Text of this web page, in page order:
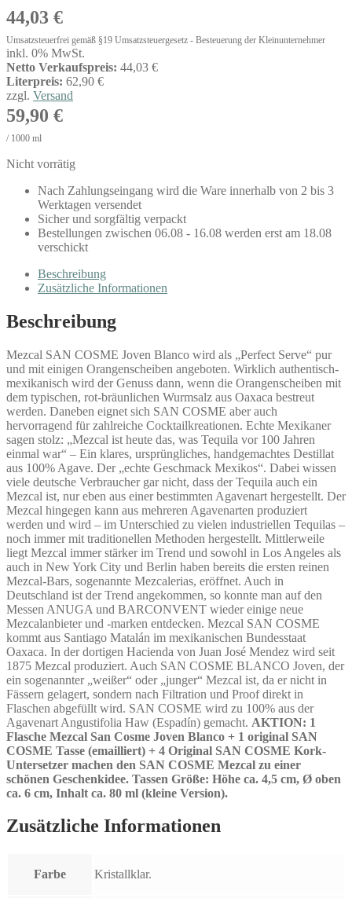
44,03 €
Umsatzsteuerfrei gemäß §19 Umsatzsteuergesetz - Besteuerung der Kleinunternehmer
inkl. 0% MwSt.
Netto Verkaufspreis: 44,03 €
Literpreis: 62,90 €
zzgl. Versand
59,90 €
/ 1000 ml
Nicht vorrätig
Nach Zahlungseingang wird die Ware innerhalb von 2 bis 3
Werktagen versendet
Sicher und sorgfältig verpackt
Bestellungen zwischen 06.08 - 16.08 werden erst am 18.08
verschickt
Beschreibung
Zusätzliche Informationen
Beschreibung
Mezcal SAN COSME Joven Blanco wird als „Perfect Serve“ pur
und mit einigen Orangenscheiben angeboten. Wirklich authentisch-
mexikanisch wird der Genuss dann, wenn die Orangenscheiben mit
dem typischen, rot-bräunlichen Wurmsalz aus Oaxaca bestreut
werden. Daneben eignet sich SAN COSME aber auch
hervorragend für zahlreiche Cocktailkreationen. Echte Mexikaner
sagen stolz: „Mezcal ist heute das, was Tequila vor 100 Jahren
einmal war“ – Ein klares, ursprüngliches, handgemachtes Destillat
aus 100% Agave. Der „echte Geschmack Mexikos“. Dabei wissen
viele deutsche Verbraucher gar nicht, dass der Tequila auch ein
Mezcal ist, nur eben aus einer bestimmten Agavenart hergestellt. Der
Mezcal hingegen kann aus mehreren Agavenarten produziert
werden und wird – im Unterschied zu vielen industriellen Tequilas –
noch immer mit traditionellen Methoden hergestellt. Mittlerweile
liegt Mezcal immer stärker im Trend und sowohl in Los Angeles als
auch in New York City und Berlin haben bereits die ersten reinen
Mezcal-Bars, sogenannte Mezcalerias, eröffnet. Auch in
Deutschland ist der Trend angekommen, so konnte man auf den
Messen ANUGA und BARCONVENT wieder einige neue
Mezcalanbieter und -marken entdecken. Mezcal SAN COSME
kommt aus Santiago Matalán im mexikanischen Bundesstaat
Oaxaca. In der dortigen Hacienda von Juan José Mendez wird seit
1875 Mezcal produziert. Auch SAN COSME BLANCO Joven, der
ein sogenannter „weißer“ oder „junger“ Mezcal ist, da er nicht in
Fässern gelagert, sondern nach Filtration und Proof direkt in
Flaschen abgefüllt wird. SAN COSME wird zu 100% aus der
Agavenart Angustifolia Haw (Espadín) gemacht. AKTION: 1
Flasche Mezcal San Cosme Joven Blanco + 1 original SAN
COSME Tasse (emailliert) + 4 Original SAN COSME Kork-
Untersetzer machen den SAN COSME Mezcal zu einer
schönen Geschenkidee. Tassen Größe: Höhe ca. 4,5 cm, Ø oben
ca. 6 cm, Inhalt ca. 80 ml (kleine Version).
Zusätzliche Informationen
Farbe Kristallklar.